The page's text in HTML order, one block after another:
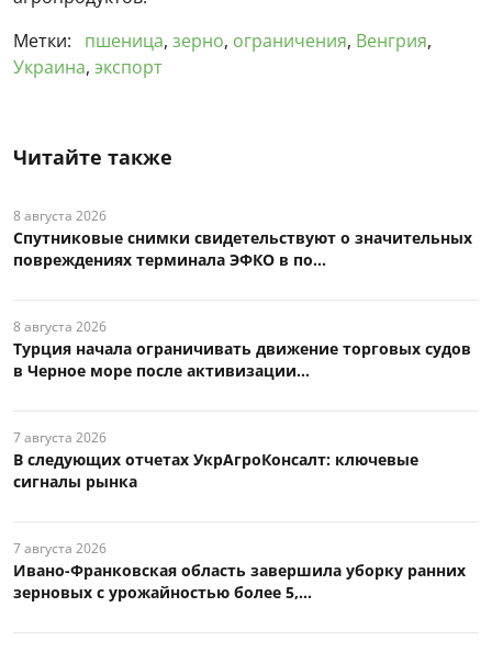
Метки:
пшеница, зерно, ограничения, Венгрия,
Украина, экспорт
Читайте также
8 августа 2026
Спутниковые снимки свидетельствуют о значительных
повреждениях терминала ЭФКО в по...
8 августа 2026
Турция начала ограничивать движение торговых судов
в Черное море после активизации...
7 августа 2026
В следующих отчетах УкрАгроКонсалт: ключевые
сигналы рынка
7 августа 2026
Ивано-Франковская область завершила уборку ранних
зерновых с урожайностью более 5,...